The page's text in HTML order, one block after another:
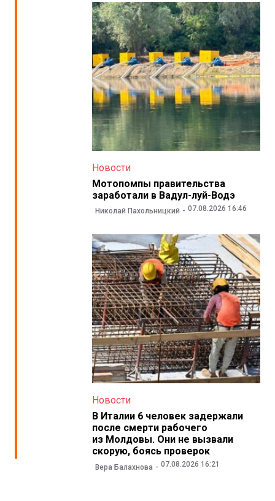
Новости
Мотопомпы правительства
заработали в Вадул-луй-Водэ
Николай Пахольницкий 07.08.2026 16:46
Новости
В Италии 6 человек задержали
после смерти рабочего
из Молдовы. Они не вызвали
скорую, боясь проверок
Вера Балахнова 07.08.2026 16:21